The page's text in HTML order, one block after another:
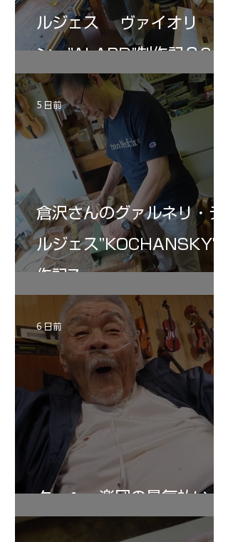
ルジェス ヴァイオリ
ン ”ALARD"制作記３6
倉沢さんのグァルネリ・デ
ルジェス”KOCHANSKY"制
作記7
5 日前
ターヘー楽団の暑気払い
6 日前